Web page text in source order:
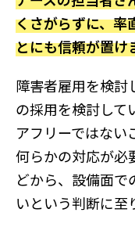
くさがらずに、率
とにも信頼が置け
障害者雇用を検討
の採用を検討して
アフリーではない
何らかの対応が必
どから、設備面で
いという判断に至